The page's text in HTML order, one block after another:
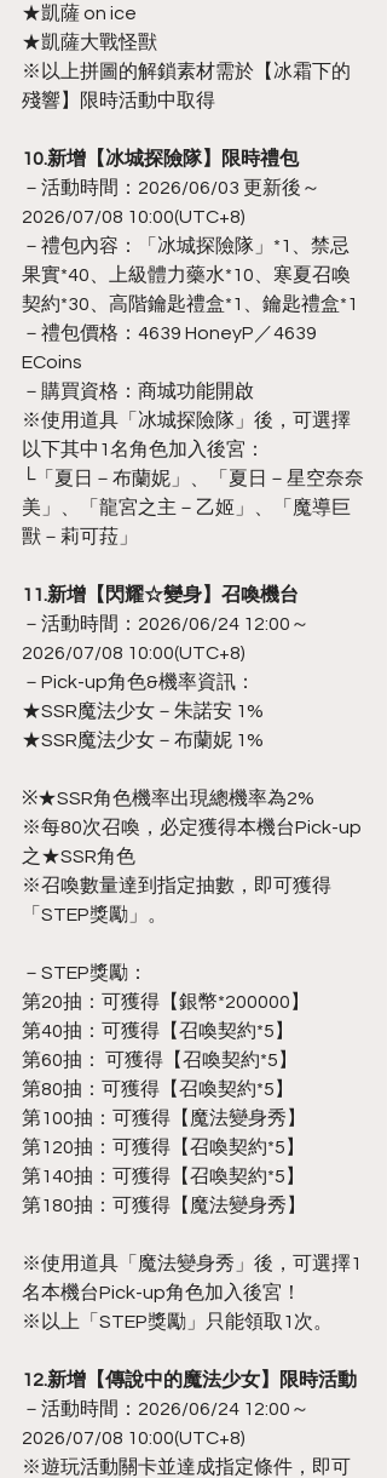
★凱薩 on ice
★凱薩大戰怪獸
※以上拼圖的解鎖素材需於【冰霜下的
殘響】限時活動中取得
10.新增【冰城探險隊】限時禮包
－活動時間：2026/06/03 更新後～
2026/07/08 10:00(UTC+8)
－禮包內容：「冰城探險隊」*1、禁忌
果實*40、上級體力藥水*10、寒夏召喚
契約*30、高階鑰匙禮盒*1、鑰匙禮盒*1
－禮包價格：4639 HoneyP／4639
ECoins
－購買資格：商城功能開啟
※使用道具「冰城探險隊」後，可選擇
以下其中1名角色加入後宮：
└「夏日－布蘭妮」、「夏日－星空奈奈
美」、「龍宮之主－乙姬」、「魔導巨
獸－莉可菈」
11.新增【閃耀☆變身】召喚機台
－活動時間：2026/06/24 12:00～
2026/07/08 10:00(UTC+8)
－Pick-up角色&機率資訊：
★SSR魔法少女－朱諾安 1%
★SSR魔法少女－布蘭妮 1%
※★SSR角色機率出現總機率為2%
※每80次召喚，必定獲得本機台Pick-up
之★SSR角色
※召喚數量達到指定抽數，即可獲得
「STEP獎勵」。
－STEP獎勵：
第20抽：可獲得【銀幣*200000】
第40抽：可獲得【召喚契約*5】
第60抽： 可獲得【召喚契約*5】
第80抽：可獲得【召喚契約*5】
第100抽：可獲得【魔法變身秀】
第120抽：可獲得【召喚契約*5】
第140抽：可獲得【召喚契約*5】
第180抽：可獲得【魔法變身秀】
※使用道具「魔法變身秀」後，可選擇1
名本機台Pick-up角色加入後宮！
※以上「STEP獎勵」只能領取1次。
12.新增【傳說中的魔法少女】限時活動
－活動時間：2026/06/24 12:00～
2026/07/08 10:00(UTC+8)
※遊玩活動關卡並達成指定條件，即可